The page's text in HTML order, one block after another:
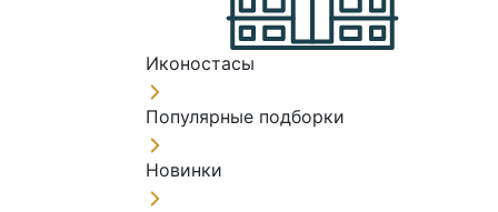
Иконостасы
Популярные подборки
Новинки